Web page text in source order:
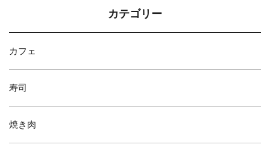
カテゴリー
カフェ
寿司
焼き肉